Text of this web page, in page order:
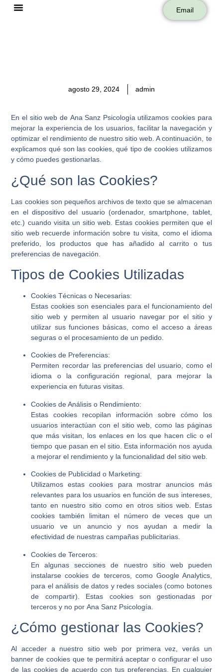
Email
agosto 29, 2024 admin
En el sitio web de Ana Sanz Psicologíautilizamos cookies para
mejorar la experiencia de los usuarios, facilitar la navegación y
optimizar el rendimiento de nuestro sitio web. A continuación, te
explicamos qué son las cookies, qué tipo de cookies utilizamos
y cómo puedes gestionarlas.
¿Qué son las Cookies?
Las cookies son pequeños archivos de texto que se almacenan
en el dispositivo del usuario (ordenador, smartphone, tablet,
etc.) cuando visita un sitio web. Estas cookies permiten que el
sitio web recuerde información sobre tu visita, como el idioma
preferido, los productos que has añadido al carrito o tus
preferencias de navegación.
Tipos de Cookies Utilizadas
Cookies Técnicas o Necesarias:
Estas cookies son esenciales para el funcionamiento del
sitio web y permiten al usuario navegar por el sitio y
utilizar sus funciones básicas, como el acceso a áreas
seguras o el procesamiento de un pedido.
Cookies de Preferencias:
Permiten recordar las preferencias del usuario, como el
idioma o la configuración regional, para mejorar la
experiencia en futuras visitas.
Cookies de Análisis o Rendimiento:
Estas cookies recopilan información sobre cómo los
usuarios interactúan con el sitio web, como las páginas
que más visitan, los enlaces en los que hacen clic o el
tiempo que pasan en el sitio. Esta información nos ayuda
a mejorar el rendimiento y la funcionalidad del sitio web.
Cookies de Publicidad o Marketing:
Utilizamos estas cookies para mostrar anuncios más
relevantes para los usuarios en función de sus intereses,
tanto en nuestro sitio como en otros sitios web. Estas
cookies también limitan el número de veces que un
usuario ve un anuncio y nos ayudan a medir la
efectividad de nuestras campañas publicitarias.
Cookies de Terceros:
En algunas secciones de nuestro sitio web pueden
instalarse cookies de terceros, como Google Analytics,
para el análisis de datos y redes sociales (como botones
de compartir). Estas cookies son gestionadas por
terceros y no porAna Sanz Psicología
¿Cómo gestionar las Cookies?
Al acceder a nuestro sitio web por primera vez, verás un
banner de cookies que te permitirá aceptar o configurar el uso
de las cookies de acuerdo con tus preferencias. En cualquier